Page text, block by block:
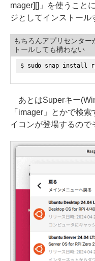
mager][]」を使うこと
ジとしてインストール
もちろんアプリセンタ
トールしても構わない
$ sudo snap install
あとはSuperキー
「imager」とかで検
イコンが登場するので